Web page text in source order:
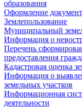
образования
Оформление
Землепользование
Муниципальный
Информация о
Перечень
предоставления
Кадастровая оценка
Информация о
земельных участков
Информационная
деятельности